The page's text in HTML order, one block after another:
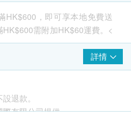
HK$600，即可享本地免費送
需附加HK$60運費。<
詳情
退款。
有限公司提供。
限國際有限公司及健康網購